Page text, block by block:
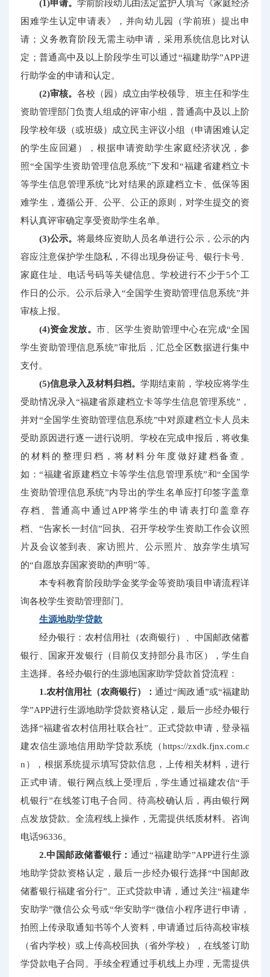
(1)申请。 学前阶段幼儿由法定监护人填写《家庭经济
困难学生认定申请表》，并向幼儿园（学前班）提出申
请；义务教育阶段无需主动申请，采用系统信息比对认
定；普通高中及以上阶段学生可以通过“福建助学”APP进
行助学金的申请和认定。
(2)审核。 各校（园）成立由学校领导、班主任和学生
资助管理部门负责人组成的评审小组，普通高中及以上阶
段学校年级（或班级）成立民主评议小组（申请困难认定
的学生应回避），根据申请资助学生家庭经济状况，参
照“全国学生资助管理信息系统”下发和“福建省建档立卡
等学生信息管理系统”比对结果的原建档立卡、低保等困
难学生，遵循公开、公平、公正的原则，对学生提交的资
料认真评审确定享受资助学生名单。
(3)公示。 将最终应资助人员名单进行公示，公示的内
容应注意保护学生隐私，不得出现身份证号、银行卡号、
家庭住址、电话号码等关键信息。学校进行不少于5个工
作日的公示。公示后录入“全国学生资助管理信息系统”并
审核上报。
(4)资金发放。市、区学生资助管理中心在完成“全国
学生资助管理信息系统”审批后，汇总全区数据进行集中
支付。
(5)信息录入及材料归档。学期结束前，学校应将学生
受助情况录入“福建省原建档立卡等学生信息管理系统”，
并对“全国学生资助管理信息系统”中对原建档立卡人员未
受助原因进行逐一进行说明。学校在完成申报后，将收集
的材料的整理归档，将材料分年度做好建档备查。
如：“福建省原建档立卡等学生信息管理系统”和“全国学
生资助管理信息系统”内导出的学生名单应打印签字盖章
存档、普通高中通过APP将学生的申请表打印盖章存
档、“告家长一封信”回执、召开学校学生资助工作会议照
片及会议签到表、家访照片、公示照片、放弃学生填写
的“自愿放弃国家资助的声明”等。
本专科教育阶段助学金奖学金等资助项目申请流程详
询各校学生资助管理部门。
生源地助学贷款
经办银行：农村信用社（农商银行）、中国邮政储蓄
银行、国家开发银行（目前仅支持部分县市区），学生自
主选择。各经办银行的生源地国家助学贷款首贷流程：
1.农村信用社（农商银行）：通过“闽政通”或“福建助
学”APP进行生源地助学贷款资格认定，最后一步经办银行
选择“福建省农村信用社联合社”。正式贷款申请，登录福
建农信生源地信用助学贷款系统（https://zxdk.fjnx.com.c
n），根据系统提示填写贷款信息，上传相关材料，进行
正式申请。银行网点线上受理后，学生通过福建农信“手
机银行”在线签订电子合同。待高校确认后，再由银行网
点发放贷款。全流程线上操作，无需提供纸质材料。咨询
电话96336。
2.中国邮政储蓄银行： 通过“福建助学”APP进行生源
地助学贷款资格认定，最后一步经办银行选择“中国邮政
储蓄银行福建省分行”。正式贷款申请，通过关注“福建华
安助学”微信公众号或“华安助学“微信小程序进行申请，
拍照上传录取通知书等个人资料，申请通过后待高校审核
（省内学校）或上传高校回执（省外学校），在线签订助
学贷款电子合同。手续全程通过手机线上办理，无需提供